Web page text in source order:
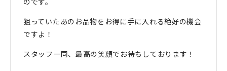
狙っていたあのお品物をお得に手に入れる絶好の機会
ですよ！
スタッフ一同、最高の笑顔でお待ちしております！